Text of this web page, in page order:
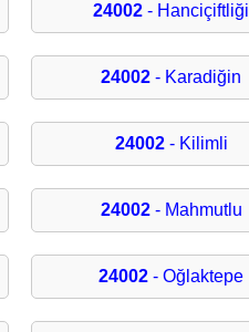
24002 - Hanciçiftliği
24002 - Karadiğin
24002- Kilimli
24002- Mahmutlu
24002 - Oğlaktepe